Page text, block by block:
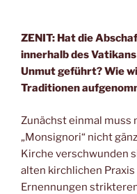
ZENIT: Hat die
innerhalb des
Unmut geführt? Wie
Traditionen
Zunächst einmal muss
„Monsignori“ nicht
Kirche verschwunden
alten kirchlichen
Ernennungen